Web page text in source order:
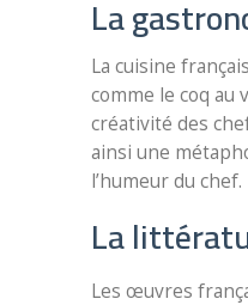
La
La cuisine
comme le coq au
créativité des
ainsi une
l’humeur du chef.
La
Les œuvres